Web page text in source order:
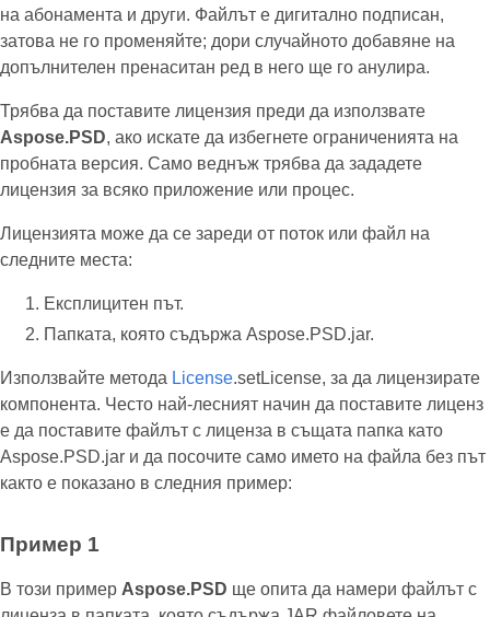
на абонамента и други. Файлът е дигитално подписан,
затова не го променяйте; дори случайното добавяне на
допълнителен пренаситан ред в него ще го анулира.
Трябва да поставите лицензия преди да използвате
Aspose.PSD, ако искате да избегнете ограниченията на
пробната версия. Само веднъж трябва да зададете
лицензия за всяко приложение или процес.
Лицензията може да се зареди от поток или файл на
следните места:
Експлицитен път.
Папката, която съдържа Aspose.PSD.jar.
Използвайте метода License.setLicense, за да лицензирате
компонента. Често най-лесният начин да поставите лиценз
е да поставите файлът с лиценза в същата папка като
Aspose.PSD.jar и да посочите само името на файла без път
както е показано в следния пример:
Пример 1
В този пример Aspose.PSD ще опита да намери файлът с